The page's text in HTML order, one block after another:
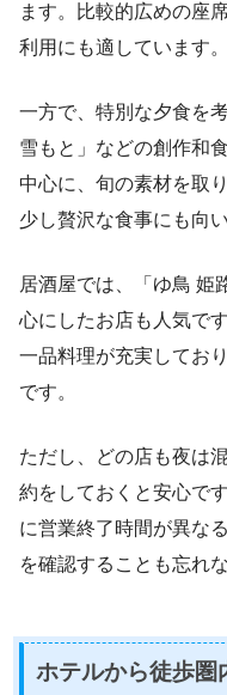
ます。比較的広めの座
利用にも適しています。
一方で、特別な夕食を
雪もと」などの創作和
中心に、旬の素材を取
少し贅沢な食事にも向
居酒屋では、「ゆ鳥 姫
心にしたお店も人気で
一品料理が充実してお
です。
ただし、どの店も夜は
約をしておくと安心で
に営業終了時間が異な
を確認することも忘れ
ホテルから徒歩圏